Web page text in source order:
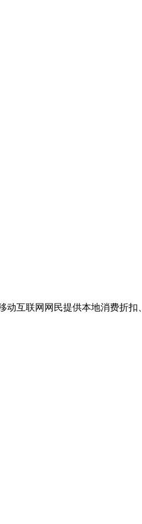
动互联网网民提供本地消费折